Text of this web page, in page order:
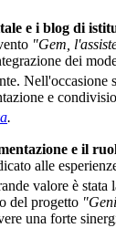
e i blog di
"Gem,
dei
. Nell'occasione
e
.
e il
alle
valore è stata
del progetto
una forte